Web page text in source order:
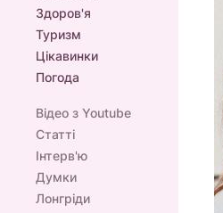
Здоров'я
Туризм
Цікавинки
Погода
Відео з Youtube
Статті
Інтерв'ю
Думки
Лонгріди